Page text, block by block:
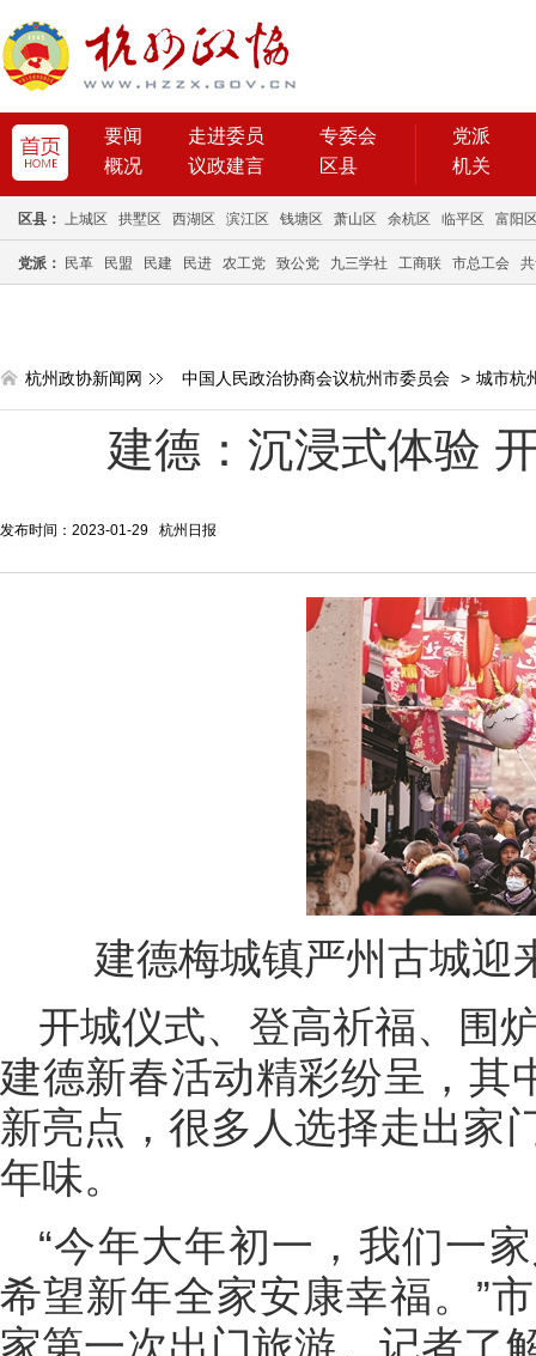
要闻 走进委员
专委会
概况
议政建言 区县
党派
机关
区县： 上城区 拱墅区 西湖区 滨江区 钱塘区 萧山区 余杭区 临平区 富阳
党派： 民革 民盟 民建 民进 农工党 致公党 九三学社 工商联 市总工会
杭州政协新闻网 中国人民政治协商会议杭州市委员会 > 城市杭
建德：沉浸式体验
发布时间：2023-01-29 杭州日报
建德梅城镇严州古城迎
开城仪式、登高祈福、
建德新春活动精彩纷呈，其
新亮点，很多人选择走出家
年味。
“今年大年初一，我们一
希望新年全家安康幸福。”
家第一次出门旅游。记者了